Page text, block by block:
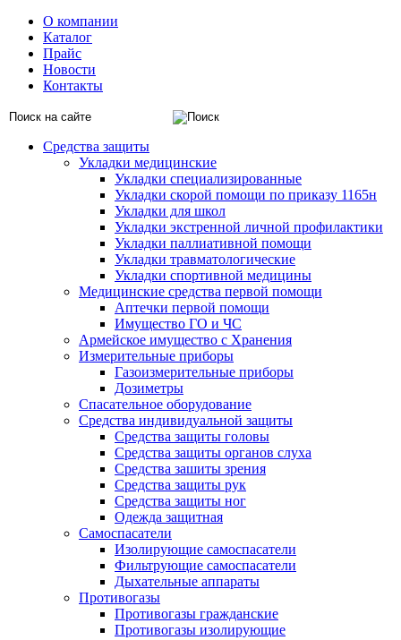
О компании
Каталог
Прайс
Новости
Контакты
Средства защиты
Укладки медицинские
Укладки специализированные
Укладки скорой помощи по приказу 1165н
Укладки для школ
Укладки экстренной личной профилактики
Укладки паллиативной помощи
Укладки травматологические
Укладки спортивной медицины
Медицинские средства первой помощи
Аптечки первой помощи
Имущество ГО и ЧС
Армейское имущество с Хранения
Измерительные приборы
Газоизмерительные приборы
Дозиметры
Спасательное оборудование
Средства индивидуальной защиты
Средства защиты головы
Средства защиты органов слуха
Средства зашиты зрения
Средства защиты рук
Средства защиты ног
Одежда защитная
Самоспасатели
Изолирующие самоспасатели
Фильтрующие самоспасатели
Дыхательные аппараты
Противогазы
Противогазы гражданские
Противогазы изолирующие